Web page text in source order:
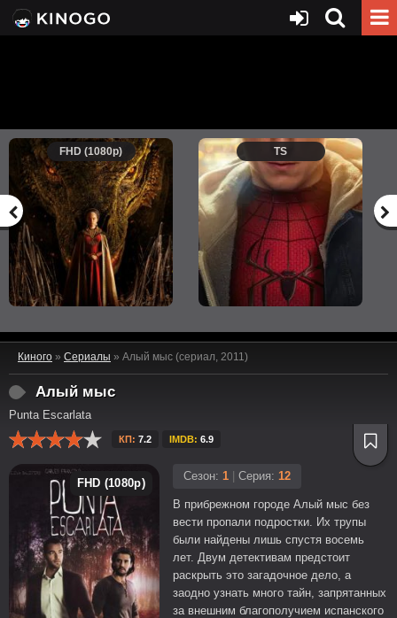
FHD (1080p) TS
Киного » Сериалы » Алый мыс (сериал, 2011)
Алый мыс
Punta Escarlata
КП: 7.2 IMDB: 6.9
FHD (1080p)
Сезон: 1 Серия: 12
В прибрежном городе Алый мыс без
вести пропали подростки. Их трупы
были найдены лишь спустя восемь
лет. Двум детективам предстоит
раскрыть это загадочное дело, а
заодно узнать много тайн, запрятанных
за внешним благополучием испанского